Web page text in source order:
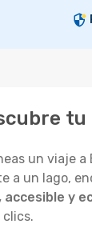
tu
un viaje
a un lago,
accesible y
clics.